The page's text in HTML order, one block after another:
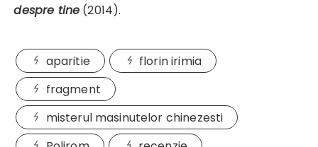
despre tine (2014).
aparitie
florin irimia
fragment
misterul masinutelor chinezesti